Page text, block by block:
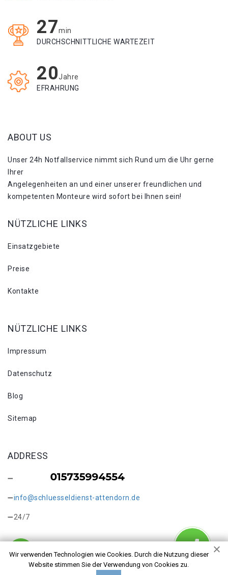
27min
DURCHSCHNITTLICHE WARTEZEIT
20Jahre
EFRAHRUNG
Wir verwenden Technologien wie Cookies. Durch die Nutzung dieser
Website stimmen Sie der Verwendung von Cookies zu.
ABOUT US
Unser 24h Notfallservice nimmt sich Rund um die Uhr gerne
Ihrer
Angelegenheiten an und einer unserer freundlichen und
kompetenten Monteure wird sofort bei Ihnen sein!
NÜTZLICHE LINKS
Einsatzgebiete
Preise
Kontakte
NÜTZLICHE LINKS
Impressum
Datenschutz
Blog
Sitemap
ADDRESS
info@schluesseldienst-attendorn.de
24/7
Copyright © 2026 Tresoröffnung Attendorn. Alle Rechte